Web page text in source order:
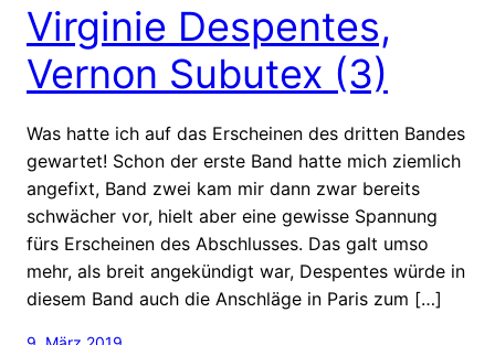
Virginie Despentes,
Vernon Subutex (3)
Was hatte ich auf das Erscheinen des dritten Bandes
gewartet! Schon der erste Band hatte mich ziemlich
angefixt, Band zwei kam mir dann zwar bereits
schwächer vor, hielt aber eine gewisse Spannung
fürs Erscheinen des Abschlusses. Das galt umso
mehr, als breit angekündigt war, Despentes würde in
diesem Band auch die Anschläge in Paris zum […]